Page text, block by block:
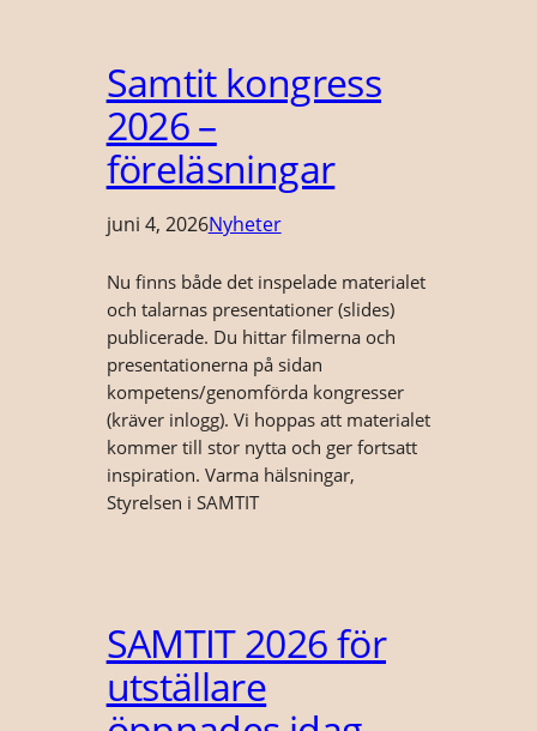
Samtit kongress
2026 –
föreläsningar
juni 4, 2026Nyheter
Nu finns både det inspelade materialet
och talarnas presentationer (slides)
publicerade. Du hittar filmerna och
presentationerna på sidan
kompetens/genomförda kongresser
(kräver inlogg). Vi hoppas att materialet
kommer till stor nytta och ger fortsatt
inspiration. Varma hälsningar,
Styrelsen i SAMTIT
SAMTIT 2026 för
utställare